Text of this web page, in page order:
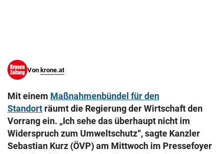
Von krone.at
Mit einem Maßnahmenbündel für den
Standort räumt die Regierung der Wirtschaft den
Vorrang ein. „Ich sehe das überhaupt nicht im
Widerspruch zum Umweltschutz“, sagte Kanzler
Sebastian Kurz (ÖVP) am Mittwoch im Pressefoyer